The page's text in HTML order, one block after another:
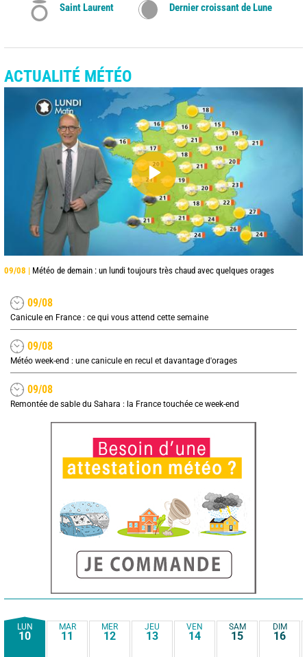
Saint Laurent
Dernier croissant de Lune
ACTUALITÉ MÉTÉO
09/08 | Météo de demain : un lundi toujours très chaud avec quelques orages
09/08
Canicule en France : ce qui vous attend cette semaine
09/08
Météo week-end : une canicule en recul et davantage d'orages
09/08
Remontée de sable du Sahara : la France touchée ce week-end
LUN
10
MAR
11
MER
12
JEU
13
VEN
14
SAM
15
DIM
16